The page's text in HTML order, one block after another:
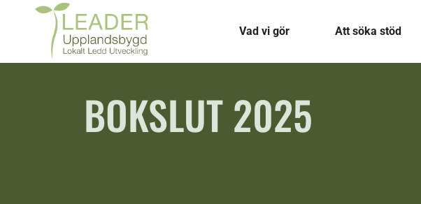
Vad vi gör Att söka stöd
BOKSLUT 2025